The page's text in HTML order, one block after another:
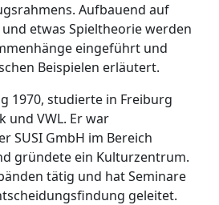
Aufbauend auf
etwas Spieltheorie werden
eingeführt und
Beispielen erläutert.
1970, studierte in Freiburg
und VWL. Er war
SUSI GmbH im Bereich
gründete ein Kulturzentrum.
tätig und hat Seminare
geleitet.